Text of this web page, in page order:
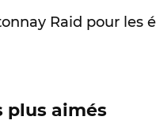
Raid pour les
plus aimés